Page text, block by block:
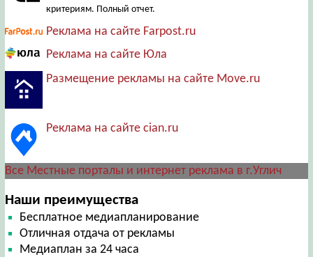
критериям. Полный отчет.
Реклама на сайте Farpost.ru
Реклама на сайте Юла
Размещение рекламы на сайте Move.ru
Реклама на сайте cian.ru
Все Местные порталы и интернет реклама в г.Углич
Наши преимущества
Бесплатное медиапланирование
Отличная отдача от рекламы
Медиаплан за 24 часа